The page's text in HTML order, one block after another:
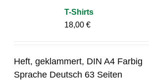
T-Shirts
18,00€
Heft, geklammert, DIN A4 Farbig
Sprache Deutsch 63 Seiten